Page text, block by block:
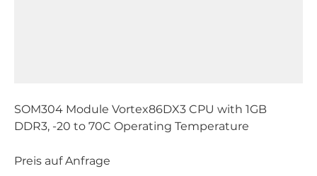
SOM304 Module Vortex86DX3 CPU with 1GB
DDR3, -20 to 70C Operating Temperature
Preis auf Anfrage